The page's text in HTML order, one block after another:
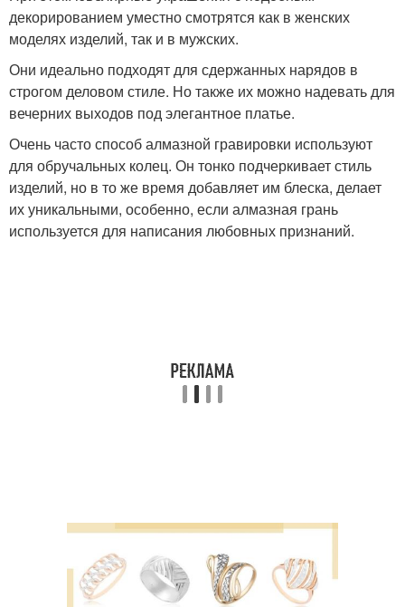
декорированием уместно смотрятся как в женских
моделях изделий, так и в мужских.
Они идеально подходят для сдержанных нарядов в
строгом деловом стиле. Но также их можно надевать для
вечерних выходов под элегантное платье.
Очень часто способ алмазной гравировки используют
для обручальных колец. Он тонко подчеркивает стиль
изделий, но в то же время добавляет им блеска, делает
их уникальными, особенно, если алмазная грань
используется для написания любовных признаний.